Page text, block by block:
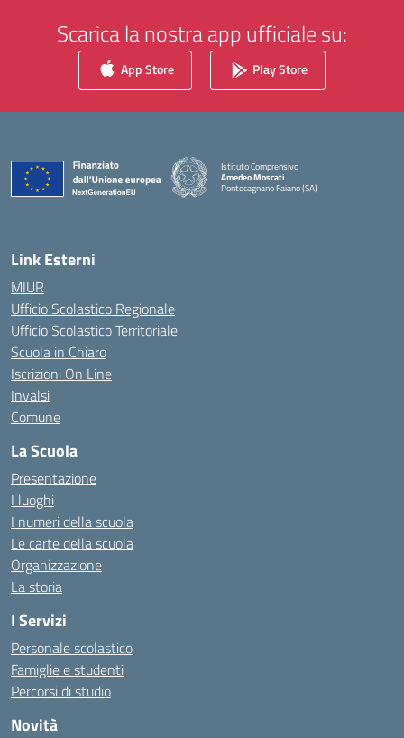
Scarica la nostra app ufficiale su:
App Store Play Store
Istituto Comprensivo
Amedeo Moscati
Pontecagnano Faiano (SA)
— Visita la pagina iniziale della scuola
Link Esterni
MIUR
Ufficio Scolastico Regionale
Ufficio Scolastico Territoriale
Scuola in Chiaro
Iscrizioni On Line
Invalsi
Comune
La Scuola
Presentazione
I luoghi
I numeri della scuola
Le carte della scuola
Organizzazione
La storia
I Servizi
Personale scolastico
Famiglie e studenti
Percorsi di studio
Novità